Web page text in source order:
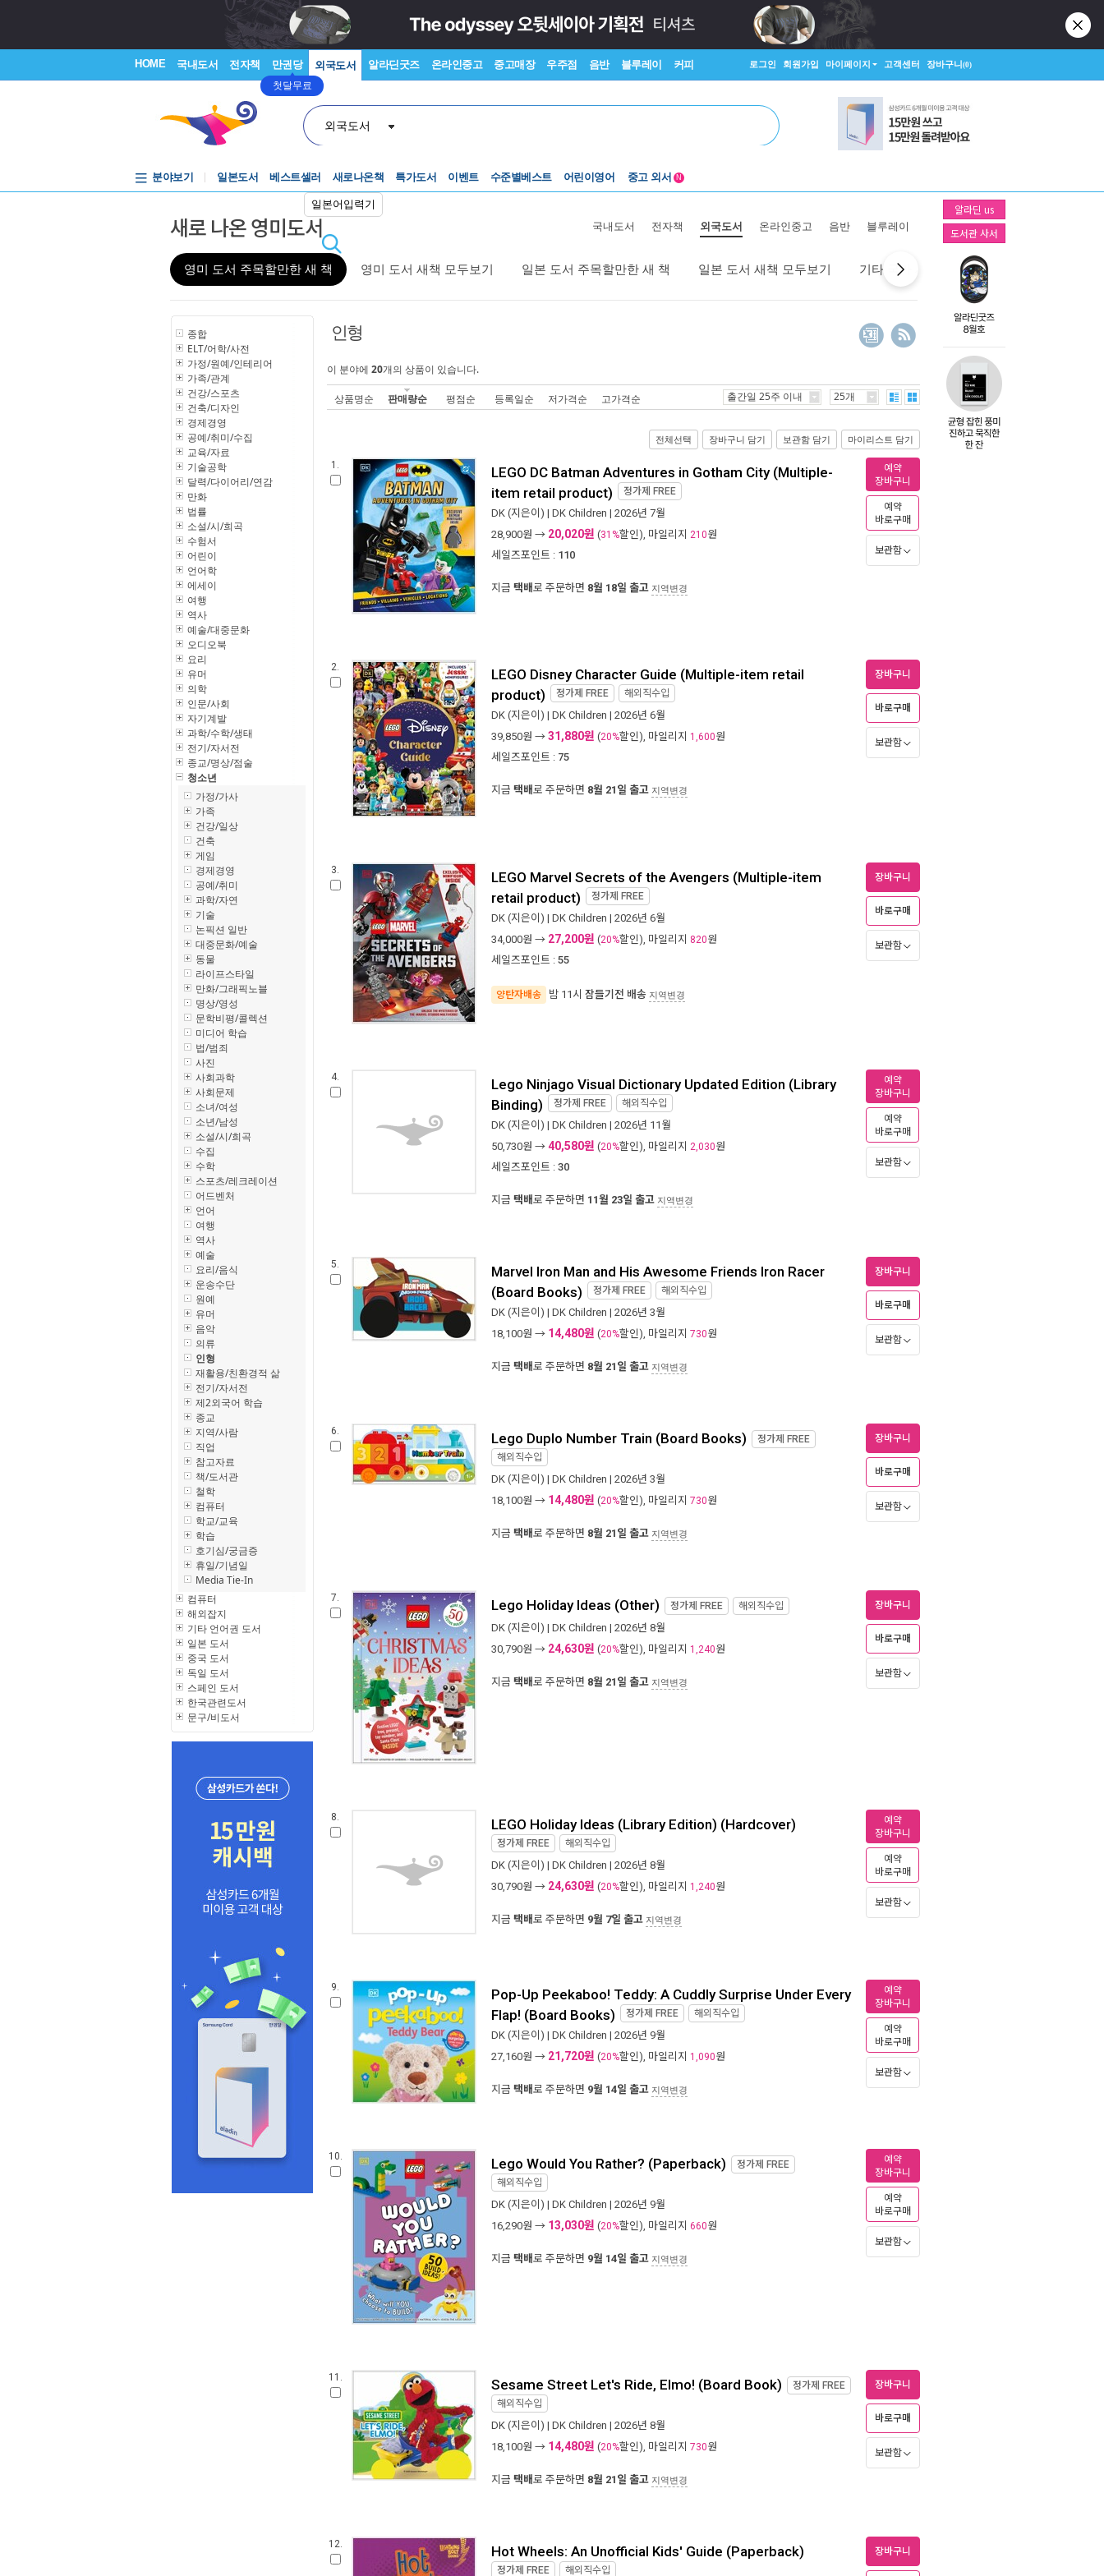
HOME 국내도서 전자책 만권당
첫달무료
외국도서 알라딘굿즈 온라인중고 중고매장 우주점 음반 블루레이 커피 로그인 회원가입 마이페이지 고객센터 장바구니(0)
외국도서
일본어입력기
분야보기 일본도서 베스트셀러 새로나온책 특가도서 이벤트
수준별베스트
Lexile®
어린이영어
중고 외서
5백원부터
N
알라딘 us
도서관 사서
새로 나온 영미도서 국내도서 전자책 외국도서 온라인중고 음반 블루레이
영미 도서 주목할만한 새 책 영미 도서 새책 모두보기 일본 도서 주목할만한 새 책 일본 도서 새책 모두보기 기타 국가 새책 모두보기
종합
ELT/어학/사전
가정/원예/인테리어
가족/관계
건강/스포츠
건축/디자인
경제경영
공예/취미/수집
교육/자료
기술공학
달력/다이어리/연감
만화
법률
소설/시/희곡
수험서
어린이
언어학
에세이
여행
역사
예술/대중문화
오디오북
요리
유머
의학
인문/사회
자기계발
과학/수학/생태
전기/자서전
종교/명상/점술
청소년
가정/가사
가족
건강/일상
건축
게임
경제경영
공예/취미
과학/자연
기술
논픽션 일반
대중문화/예술
동물
라이프스타일
만화/그래픽노블
명상/영성
문학비평/콜렉션
미디어 학습
법/범죄
사진
사회과학
사회문제
소녀/여성
소년/남성
소설/시/희곡
수집
수학
스포츠/레크레이션
어드벤처
언어
여행
역사
예술
요리/음식
운송수단
원예
유머
음악
의류
인형
재활용/친환경적 삶
전기/자서전
제2외국어 학습
종교
지역/사람
직업
참고자료
책/도서관
철학
컴퓨터
학교/교육
학습
호기심/궁금증
휴일/기념일
Media Tie-In
컴퓨터
해외잡지
기타 언어권 도서
일본 도서
중국 도서
독일 도서
스페인 도서
한국관련도서
문구/비도서
인형
이 분야에 20개의 상품이 있습니다.
상품명순 판매량순 평점순 등록일순 저가격순 고가격순 출간일 25주 이내 25개
전체선택 장바구니 담기 보관함 담기 마이리스트 담기
1. LEGO DC Batman Adventures in Gotham City (Multiple-
item retail product) 정가제 FREE
DK (지은이) | DK Children | 2026년 7월
28,900원 → 20,020원 (31%할인), 마일리지 210원
세일즈포인트 : 110
지금 택배로 주문하면 8월 18일 출고 지역변경
예약
장바구니
예약
바로구매
보관함
2. LEGO Disney Character Guide (Multiple-item retail
product) 정가제 FREE 해외직수입
DK (지은이) | DK Children | 2026년 6월
39,850원 → 31,880원 (20%할인), 마일리지 1,600원
세일즈포인트 : 75
지금 택배로 주문하면 8월 21일 출고 지역변경
장바구니
바로구매
보관함
3. LEGO Marvel Secrets of the Avengers (Multiple-item
retail product) 정가제 FREE
DK (지은이) | DK Children | 2026년 6월
34,000원 → 27,200원 (20%할인), 마일리지 820원
세일즈포인트 : 55
양탄자배송 밤 11시 잠들기전 배송 지역변경
장바구니
바로구매
보관함
4. Lego Ninjago Visual Dictionary Updated Edition (Library
Binding) 정가제 FREE 해외직수입
DK (지은이) | DK Children | 2026년 11월
50,730원 → 40,580원 (20%할인), 마일리지 2,030원
세일즈포인트 : 30
지금 택배로 주문하면 11월 23일 출고 지역변경
예약
장바구니
예약
바로구매
보관함
5. Marvel Iron Man and His Awesome Friends Iron Racer
(Board Books) 정가제 FREE 해외직수입
DK (지은이) | DK Children | 2026년 3월
18,100원 → 14,480원 (20%할인), 마일리지 730원
지금 택배로 주문하면 8월 21일 출고 지역변경
장바구니
바로구매
보관함
6. Lego Duplo Number Train (Board Books) 정가제 FREE
해외직수입
DK (지은이) | DK Children | 2026년 3월
18,100원 → 14,480원 (20%할인), 마일리지 730원
지금 택배로 주문하면 8월 21일 출고 지역변경
장바구니
바로구매
보관함
7. Lego Holiday Ideas (Other) 정가제 FREE 해외직수입
DK (지은이) | DK Children | 2026년 8월
30,790원 → 24,630원 (20%할인), 마일리지 1,240원
지금 택배로 주문하면 8월 21일 출고 지역변경
장바구니
바로구매
보관함
8. LEGO Holiday Ideas (Library Edition) (Hardcover)
정가제 FREE 해외직수입
DK (지은이) | DK Children | 2026년 8월
30,790원 → 24,630원 (20%할인), 마일리지 1,240원
지금 택배로 주문하면 9월 7일 출고 지역변경
예약
장바구니
예약
바로구매
보관함
9. Pop-Up Peekaboo! Teddy: A Cuddly Surprise Under Every
Flap! (Board Books) 정가제 FREE 해외직수입
DK (지은이) | DK Children | 2026년 9월
27,160원 → 21,720원 (20%할인), 마일리지 1,090원
지금 택배로 주문하면 9월 14일 출고 지역변경
예약
장바구니
예약
바로구매
보관함
10. Lego Would You Rather? (Paperback) 정가제 FREE
해외직수입
DK (지은이) | DK Children | 2026년 9월
16,290원 → 13,030원 (20%할인), 마일리지 660원
지금 택배로 주문하면 9월 14일 출고 지역변경
예약
장바구니
예약
바로구매
보관함
11. Sesame Street Let's Ride, Elmo! (Board Book) 정가제 FREE
해외직수입
DK (지은이) | DK Children | 2026년 8월
18,100원 → 14,480원 (20%할인), 마일리지 730원
지금 택배로 주문하면 8월 21일 출고 지역변경
장바구니
바로구매
보관함
12. Hot Wheels: An Unofficial Kids' Guide (Paperback)
정가제 FREE 해외직수입
장바구니